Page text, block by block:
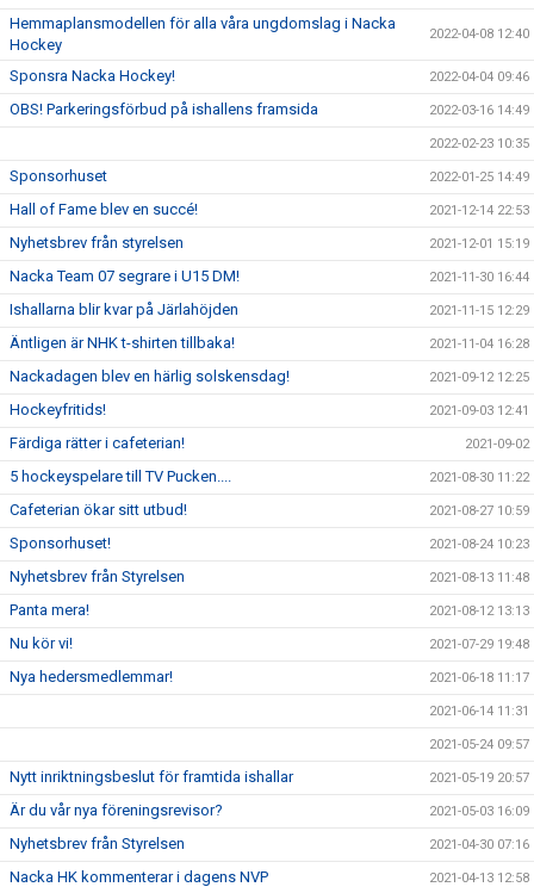
Hemmaplansmodellen för alla våra ungdomslag i Nacka
Hockey
2022-04-08 12:40
Sponsra Nacka Hockey! 2022-04-04 09:46
OBS! Parkeringsförbud på ishallens framsida 2022-03-16 14:49
2022-02-23 10:35
Sponsorhuset 2022-01-25 14:49
Hall of Fame blev en succé! 2021-12-14 22:53
Nyhetsbrev från styrelsen 2021-12-01 15:19
Nacka Team 07 segrare i U15 DM! 2021-11-30 16:44
Ishallarna blir kvar på Järlahöjden 2021-11-15 12:29
Äntligen är NHK t-shirten tillbaka! 2021-11-04 16:28
Nackadagen blev en härlig solskensdag! 2021-09-12 12:25
Hockeyfritids! 2021-09-03 12:41
Färdiga rätter i cafeterian! 2021-09-02
5 hockeyspelare till TV Pucken.... 2021-08-30 11:22
Cafeterian ökar sitt utbud! 2021-08-27 10:59
Sponsorhuset! 2021-08-24 10:23
Nyhetsbrev från Styrelsen 2021-08-13 11:48
Panta mera! 2021-08-12 13:13
Nu kör vi! 2021-07-29 19:48
Nya hedersmedlemmar! 2021-06-18 11:17
2021-06-14 11:31
2021-05-24 09:57
Nytt inriktningsbeslut för framtida ishallar 2021-05-19 20:57
Är du vår nya föreningsrevisor? 2021-05-03 16:09
Nyhetsbrev från Styrelsen 2021-04-30 07:16
Nacka HK kommenterar i dagens NVP 2021-04-13 12:58